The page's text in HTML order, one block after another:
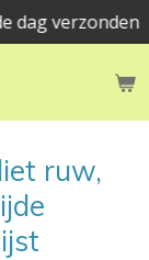
dag verzonden
ruw,